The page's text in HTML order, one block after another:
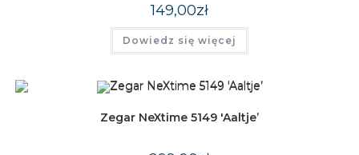
149,00zł
Dowiedz się więcej
Zegar NeXtime 5149 'Aaltje’